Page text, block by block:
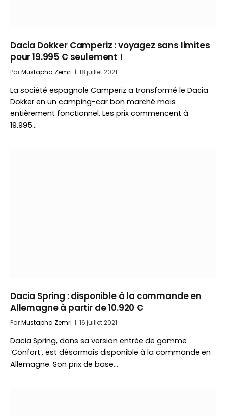
Dacia Dokker Camperiz : voyagez sans limites
pour 19.995 € seulement !
ParMustapha Zemri 18 juillet 2021
La société espagnole Camperiz a transformé le Dacia
Dokker en un camping-car bon marché mais
entièrement fonctionnel. Les prix commencent à
19.995…
Dacia Spring : disponible à la commande en
Allemagne à partir de 10.920 €
ParMustapha Zemri 16 juillet 2021
Dacia Spring, dans sa version entrée de gamme
‘Confort’, est désormais disponible à la commande en
Allemagne. Son prix de base…